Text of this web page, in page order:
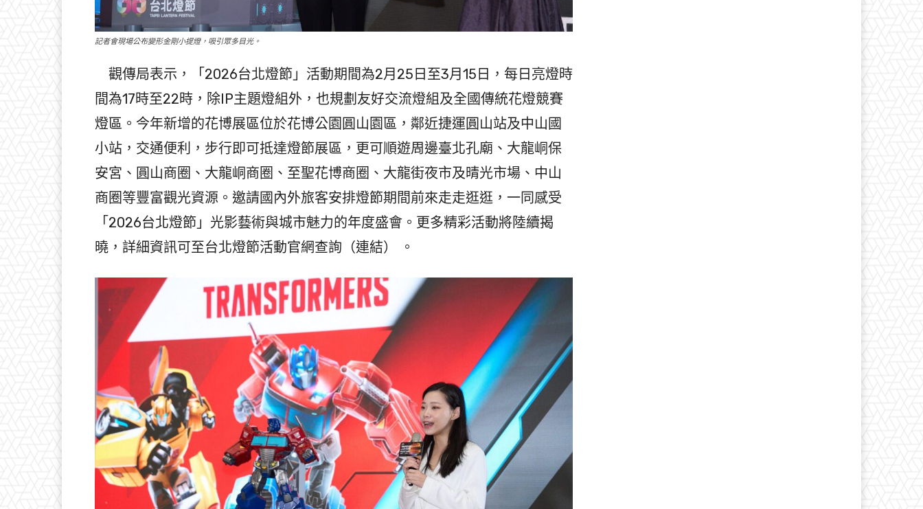
記者會現場公布變形金剛小提燈，吸引眾多目光。
觀傳局表示，「2026台北燈節」活動期間為2月25日至3月15日，每日亮燈時
間為17時至22時，除IP主題燈組外，也規劃友好交流燈組及全國傳統花燈競賽
燈區。今年新增的花博展區位於花博公園圓山園區，鄰近捷運圓山站及中山國
小站，交通便利，步行即可抵達燈節展區，更可順遊周邊臺北孔廟、大龍峒保
安宮、圓山商圈、大龍峒商圈、至聖花博商圈、大龍街夜市及晴光市場、中山
商圈等豐富觀光資源。邀請國內外旅客安排燈節期間前來走走逛逛，一同感受
「2026台北燈節」光影藝術與城市魅力的年度盛會。更多精彩活動將陸續揭
曉，詳細資訊可至台北燈節活動官網查詢（連結） 。